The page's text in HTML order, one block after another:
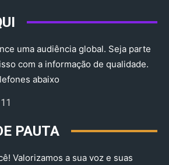
uma audiência global. Seja parte
com a informação de qualidade.
abaixo
PAUTA
Valorizamos a sua voz e suas